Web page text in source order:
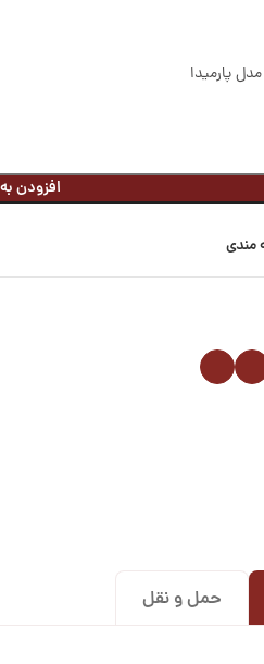
پارمیدا
افزودن
مندی
حمل و نقل